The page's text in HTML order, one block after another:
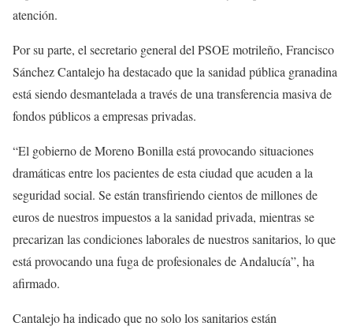
atención.
Por su parte, el secretario general del PSOE motrileño, Francisco
Sánchez Cantalejo ha destacado que la sanidad pública granadina
está siendo desmantelada a través de una transferencia masiva de
fondos públicos a empresas privadas.
“El gobierno de Moreno Bonilla está provocando situaciones
dramáticas entre los pacientes de esta ciudad que acuden a la
seguridad social. Se están transfiriendo cientos de millones de
euros de nuestros impuestos a la sanidad privada, mientras se
precarizan las condiciones laborales de nuestros sanitarios, lo que
está provocando una fuga de profesionales de Andalucía”, ha
afirmado.
Cantalejo ha indicado que no solo los sanitarios están